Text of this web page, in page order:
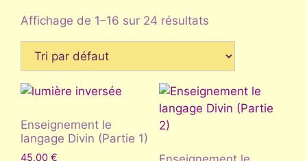
Affichage de 1–16 sur 24 résultats
Enseignement le
langage Divin (Partie 1)
45,00 €